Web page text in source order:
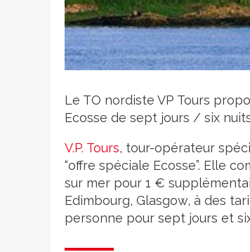
Crédit photo
Le TO nordiste VP Tours
Ecosse de sept jours / six
V.P. Tours, tour-opérateur
“offre spéciale Ecosse”. Elle
sur mer pour 1 €
Edimbourg, Glasgow, à des
personne pour sept jours et